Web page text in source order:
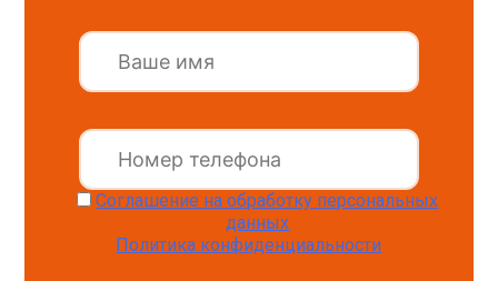
Соглашение на обработку персональных
данных
Политика конфиденциальности